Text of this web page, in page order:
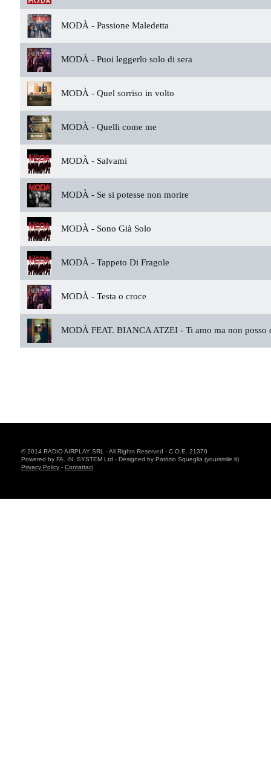
MODÀ - Passione Maledetta
MODÀ - Puoi leggerlo solo di sera
MODÀ - Quel sorriso in volto
MODÀ - Quelli come me
MODÀ - Salvami
MODÀ - Se si potesse non morire
MODÀ - Sono Già Solo
MODÀ - Tappeto Di Fragole
MODÀ - Testa o croce
MODÀ FEAT. BIANCA ATZEI - Ti amo ma non posso
© 2014 RADIO AIRPLAY SRL - All Rights Reserved - C.O.E. 21370
Powered by FA. IN. SYSTEM Ltd - Designed by Patrizio Squeglia (yoursmile.it)
Privacy Policy - Contattaci